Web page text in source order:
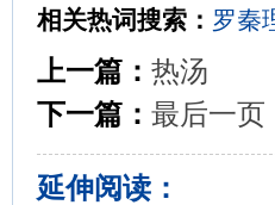
相关热词搜索： 罗秦
上一篇： 热汤
下一篇： 最后一页
延伸阅读：